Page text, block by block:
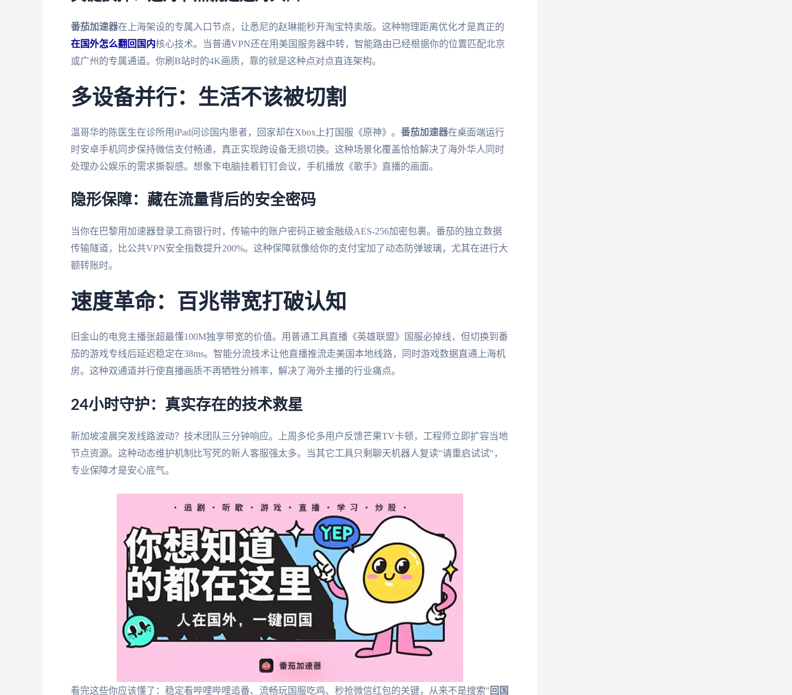
番茄加速器在上海架设的专属入口节点，让悉尼的赵琳能秒开淘宝特卖版。这种物理距离优化才是真正的
在国外怎么翻回国内核心技术。当普通VPN还在用美国服务器中转，智能路由已经根据你的位置匹配北京
或广州的专属通道。你刷B站时的4K画质，靠的就是这种点对点直连架构。
多设备并行：生活不该被切割
温哥华的陈医生在诊所用iPad问诊国内患者，回家却在Xbox上打国服《原神》。 番茄加速器在桌面端运行
时安卓手机同步保持微信支付畅通，真正实现跨设备无损切换。这种场景化覆盖恰恰解决了海外华人同时
处理办公娱乐的需求撕裂感。想象下电脑挂着钉钉会议，手机播放《歌手》直播的画面。
隐形保障：藏在流量背后的安全密码
当你在巴黎用加速器登录工商银行时，传输中的账户密码正被金融级AES-256加密包裹。番茄的独立数据
传输隧道，比公共VPN安全指数提升200%。这种保障就像给你的支付宝加了动态防弹玻璃，尤其在进行大
额转账时。
速度革命：百兆带宽打破认知
旧金山的电竞主播张超最懂100M独享带宽的价值。用普通工具直播《英雄联盟》国服必掉线，但切换到番
茄的游戏专线后延迟稳定在38ms。智能分流技术让他直播推流走美国本地线路，同时游戏数据直通上海机
房。这种双通道并行使直播画质不再牺牲分辨率，解决了海外主播的行业痛点。
24小时守护：真实存在的技术救星
新加坡凌晨突发线路波动？技术团队三分钟响应。上周多伦多用户反馈芒果TV卡顿，工程师立即扩容当地
节点资源。这种动态维护机制比写死的新人客服强太多。当其它工具只剩聊天机器人复读"请重启试试"，
专业保障才是安心底气。
看完这些你应该懂了：稳定看哔哩哔哩追番、流畅玩国服吃鸡、秒抢微信红包的关键，从来不是搜索" 回国